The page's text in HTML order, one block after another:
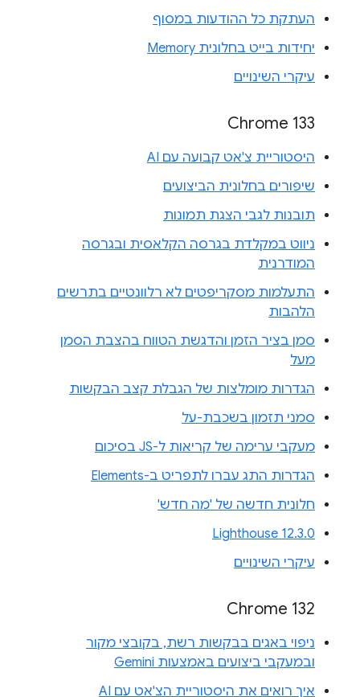
העתקת כל ההודעות במסוף
יחידות בייט בחלונית Memory
עיקרי השינויים
Chrome 133
היסטוריית צ'אט קבועה עם AI
שיפורים בחלונית הביצועים
תובנות לגבי הצגת תמונות
ניווט במקלדת בגרסה הקלאסית ובגרסה
המודרנית
התעלמות מסקריפטים לא רלוונטיים בתרשים
הלהבות
סמן בציר הזמן והדגשת הטווח בהצבת הסמן
מעל
הגדרות מומלצות של הגבלת קצב הבקשות
סמני תזמון בשכבת-על
מעקבי ערימה של קריאות ל-JS בסיכום
הגדרות התג עברו לתפריט ב-Elements
חלונית חדשה של 'מה חדש'
Lighthouse 12.3.0
עיקרי השינויים
Chrome 132
ניפוי באגים בבקשות רשת, בקובצי מקור
ובמעקבי ביצועים באמצעות Gemini
איך רואים את היסטוריית הצ'אט עם AI